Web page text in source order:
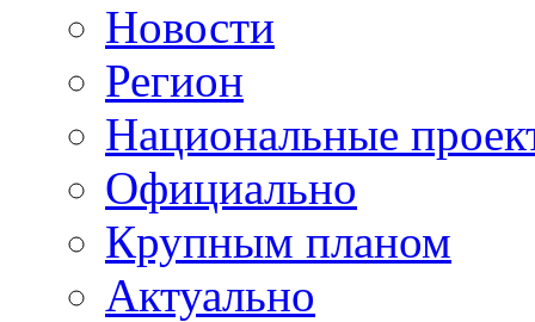
Новости
Регион
Национальные
Официально
Крупным планом
Актуально